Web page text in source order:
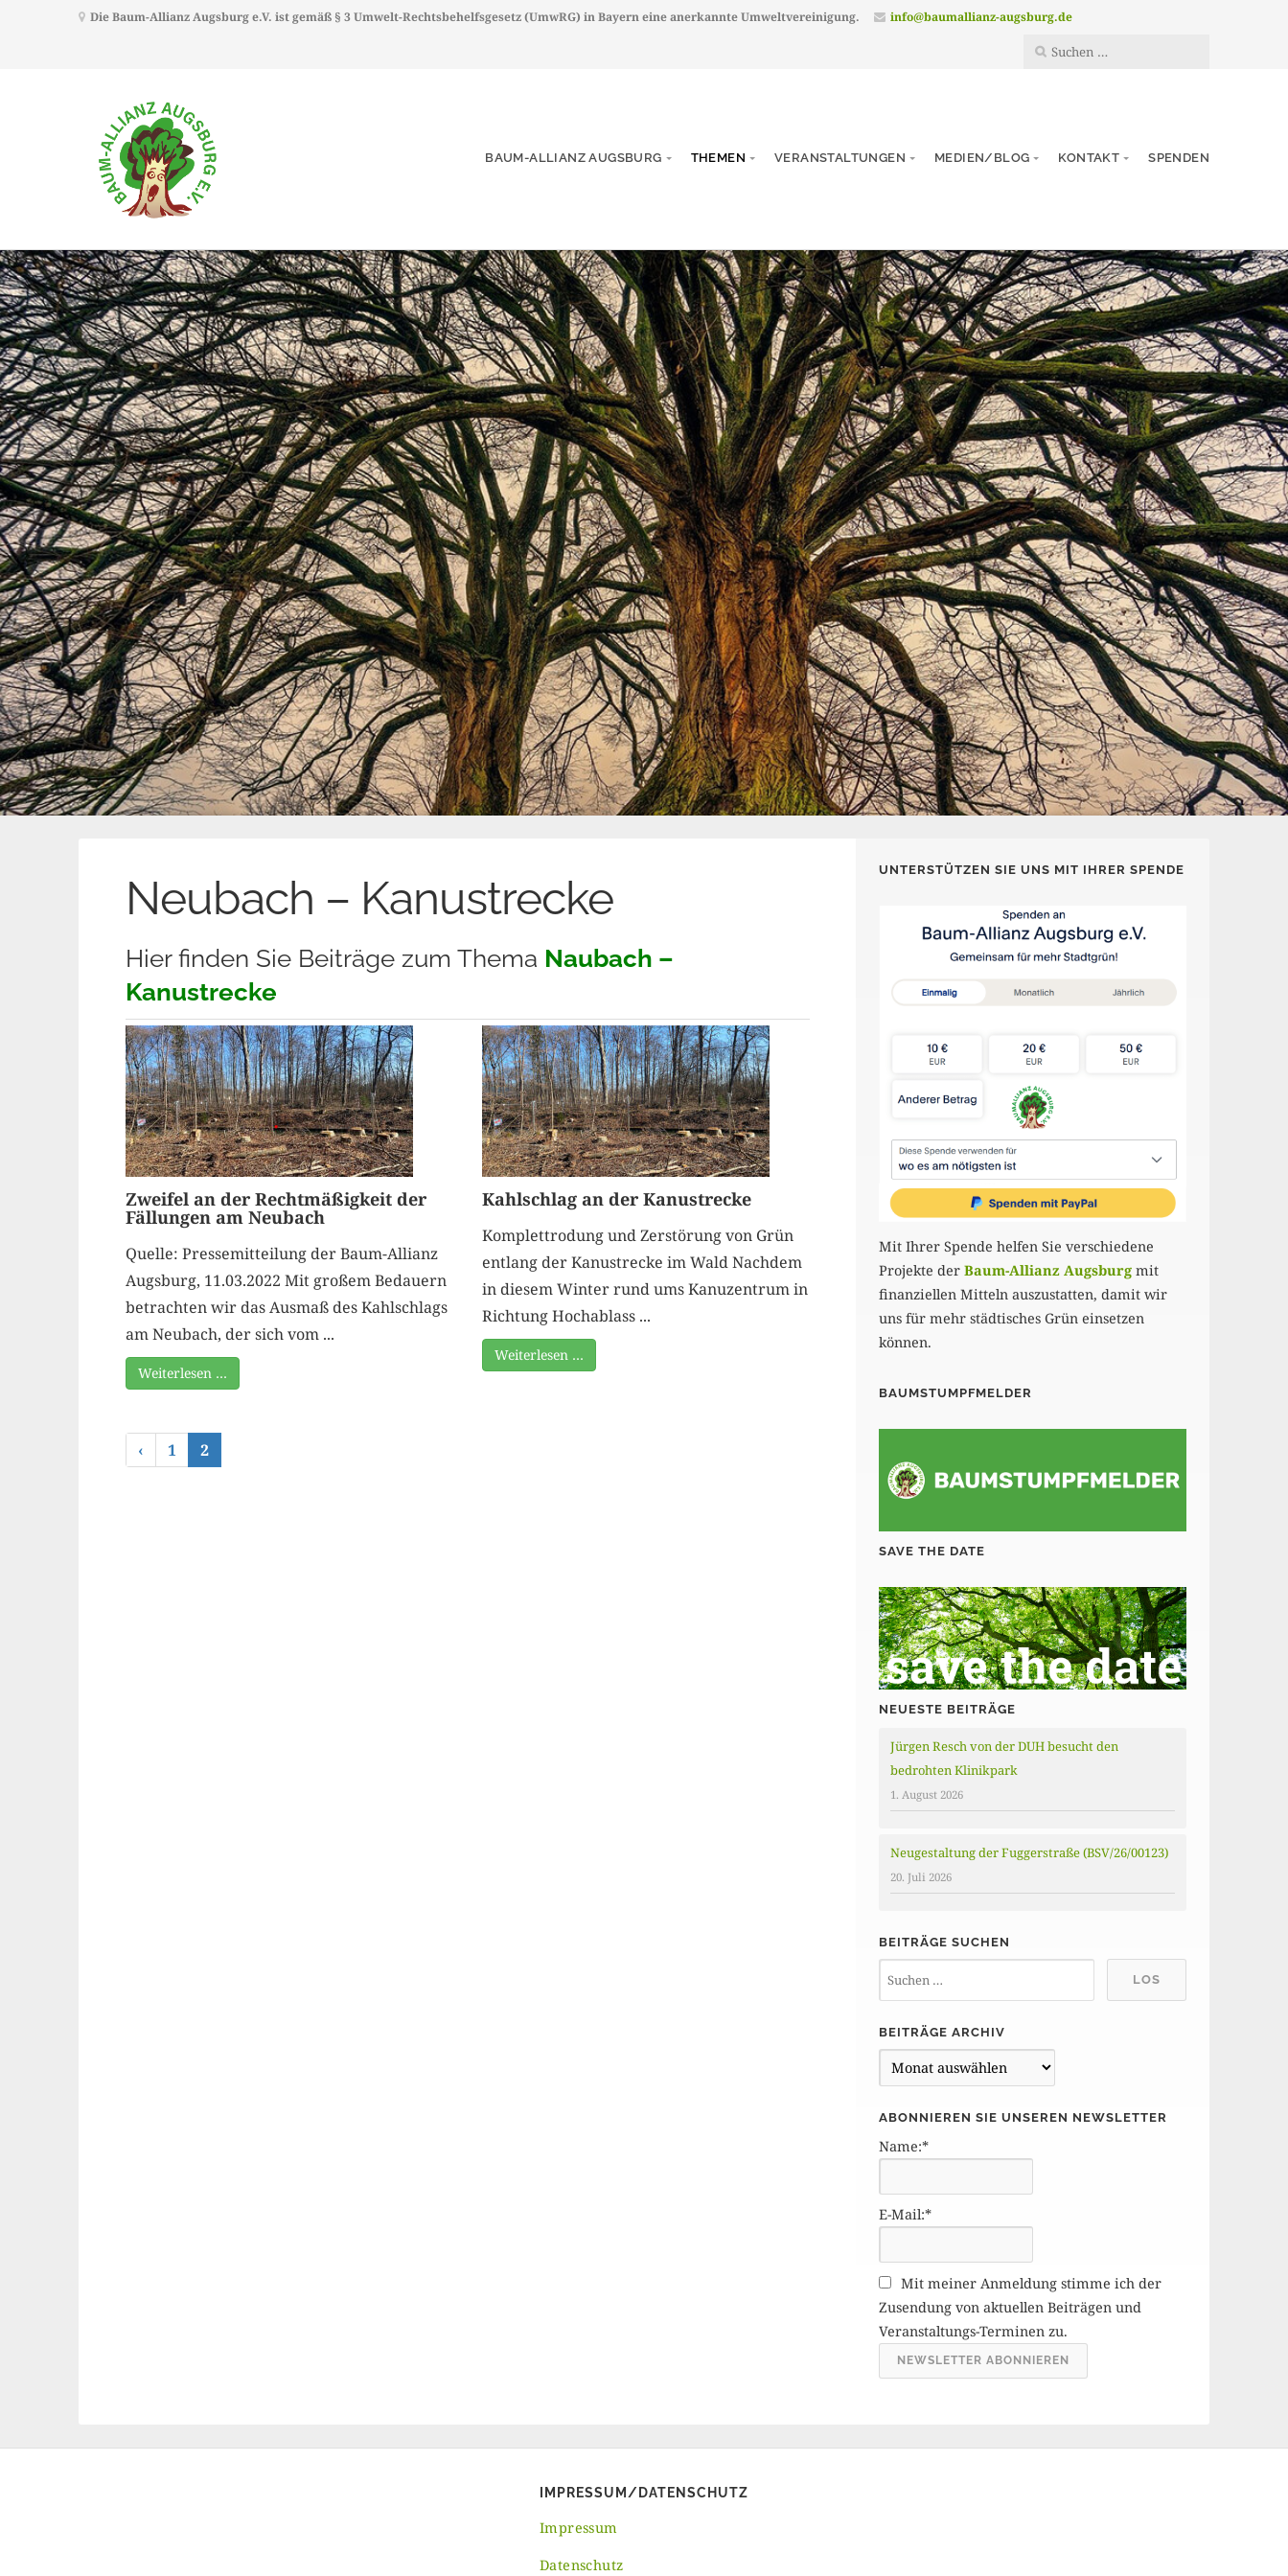
Die Baum-Allianz Augsburg e.V. ist gemäß § 3 Umwelt-Rechtsbehelfsgesetz (UmwRG) in Bayern eine anerkannte Umweltvereinigung. info@baumallianz-augsburg.de
BAUM-ALLIANZ AUGSBURG THEMEN VERANSTALTUNGEN MEDIEN/BLOG KONTAKT SPENDEN
Neubach – Kanustrecke
Hier finden Sie Beiträge zum Thema Naubach –
Kanustrecke
Zweifel an der Rechtmäßigkeit der
Fällungen am Neubach
Quelle: Pressemitteilung der Baum-Allianz
Augsburg, 11.03.2022 Mit großem Bedauern
betrachten wir das Ausmaß des Kahlschlags
am Neubach, der sich vom ...
Weiterlesen …
Kahlschlag an der Kanustrecke
Komplettrodung und Zerstörung von Grün
entlang der Kanustrecke im Wald Nachdem
in diesem Winter rund ums Kanuzentrum in
Richtung Hochablass ...
Weiterlesen …
‹ 1 2
UNTERSTÜTZEN SIE UNS MIT IHRER SPENDE
Mit Ihrer Spende helfen Sie verschiedene
Projekte derBaum-Allianz Augsburg mit
finanziellen Mitteln auszustatten, damit wir
uns für mehr städtisches Grün einsetzen
können.
BAUMSTUMPFMELDER
SAVE THE DATE
NEUESTE BEITRÄGE
Jürgen Resch von der DUH besucht den
bedrohten Klinikpark
1. August 2026
Neugestaltung der Fuggerstraße (BSV/26/00123)
20. Juli 2026
BEITRÄGE SUCHEN
BEITRÄGE ARCHIV
e
r
e
r
c
h
i
ABONNIEREN SIE UNSEREN NEWSLETTER
Name:*
E-Mail:*
Mit meiner Anmeldung stimme ich der
Zusendung von aktuellen Beiträgen und
Veranstaltungs-Terminen zu.
IMPRESSUM/DATENSCHUTZ
Impressum
Datenschutz